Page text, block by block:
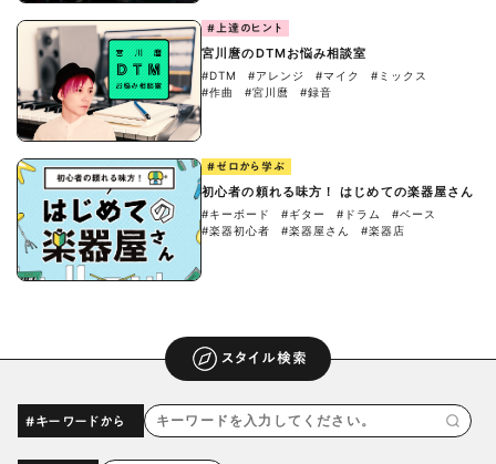
#上達のヒント
宮川麿のDTMお悩み相談室
#DTM #アレンジ #マイク
#ミックス
#作曲
#宮川麿 #録音
#ゼロから学ぶ
初心者の頼れる味方！ はじめての楽器屋さん
#キーボード #ギター #ドラム
#ベース
#楽器初心者
#楽器屋さん #楽器店
スタイル検索
#キーワードから